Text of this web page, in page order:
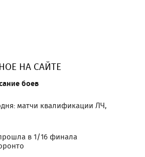
НА САЙТЕ
боев
матчи квалификации ЛЧ,
в 1/16 финала